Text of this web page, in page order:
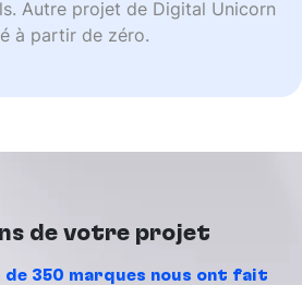
Autre projet de Digital Unicorn
à partir de zéro.
de votre projet
de 350 marques nous ont fait